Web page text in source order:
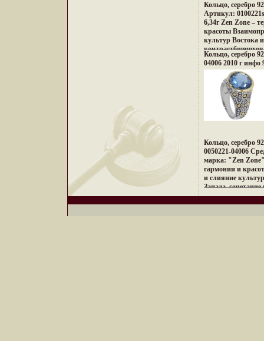
дарят вам
подчеркивать,
неповторимый
заряд настроения
успехе.
Кольцо, серебро
Артикул:
6,34г Zen Zone –
красоты
культур Востока
Настроения
французских
индийских
коралловых
Бали, динамика
– все это
шедеврах Zen
изменили
привилегию
менять и
образ,
настроения и
Кольцо, серебро
04006 2010 г инфо
Кольцо, серебро
0050221-04006
марка: "Zen
гармонии и
и слияние
Запада, сочетание
неонового Токио,